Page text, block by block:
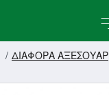
ΔΙΑΦΟΡΑ ΑΞΕΣΟΥΑΡ